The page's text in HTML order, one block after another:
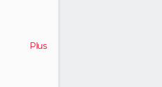
Plus